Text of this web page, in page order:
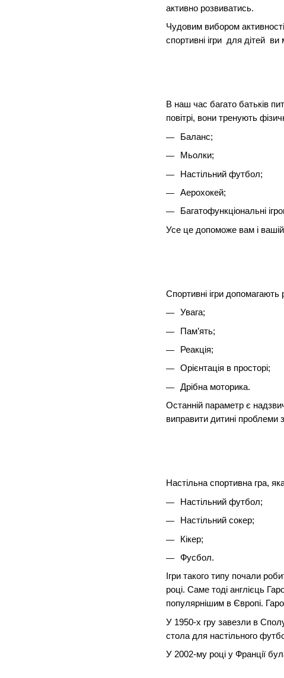
активно розвиватись.
Чудовим вибором
спортивні ігри для дітей ви
В наш час багато батьків
повітрі, вони тренують
Баланс;
Мьолки;
Настільний футбол;
Аерохокей;
Багатофункціональні
Усе це допоможе вам і
Спортивні ігри допомагають
Увага;
Пам’ять;
Реакція;
Орієнтація в просторі;
Дрібна моторика.
Останній параметр є
виправити дитині проблеми
Настільна спортивна гра,
Настільний футбол;
Настільний сокер;
Кікер;
Фусбол.
Ігри такого типу почали
році. Саме тоді англієць
популярнішим в Європі.
У 1950-х гру завезли в
стола для настільного
У 2002-му році у Франції